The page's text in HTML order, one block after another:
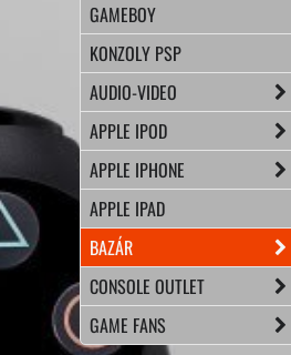
GAMEBOY
KONZOLY PSP
AUDIO-VIDEO
APPLE IPOD
APPLE IPHONE
APPLE IPAD
BAZÁR
CONSOLE OUTLET
GAME FANS